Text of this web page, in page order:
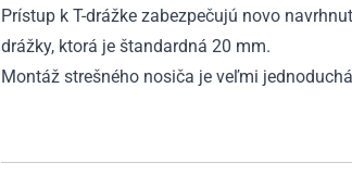
Prístup k T-drážke zabezpečujú novo
drážky, ktorá je štandardná 20 mm.
Montáž strešného nosiča je veľmi